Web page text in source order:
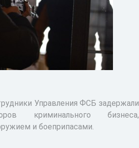
Управления ФСБ задержали
криминального бизнеса,
и боеприпасами.